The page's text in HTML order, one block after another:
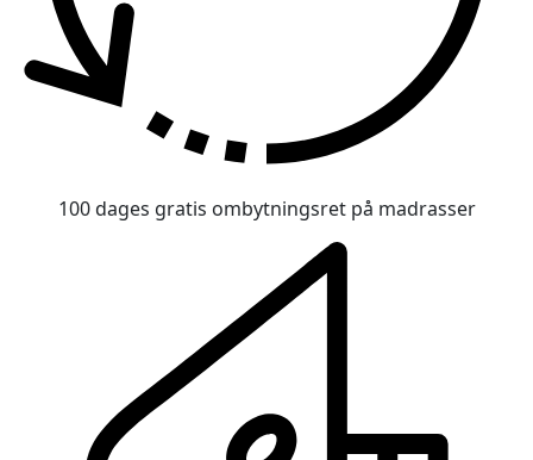
100 dages gratis ombytningsret på madrasser